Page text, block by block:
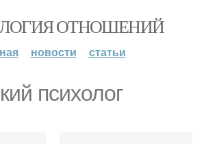
ОТНОШЕНИЙ
новости статьи
психолог